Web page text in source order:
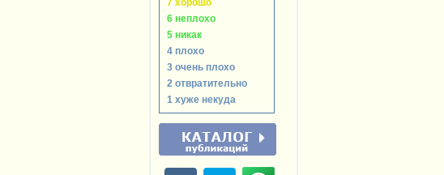
7 хорошо
6 неплохо
5 никак
4 плохо
3 очень плохо
2 отвратительно
1 хуже некуда